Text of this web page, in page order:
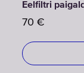
Eelfiltri
70 €